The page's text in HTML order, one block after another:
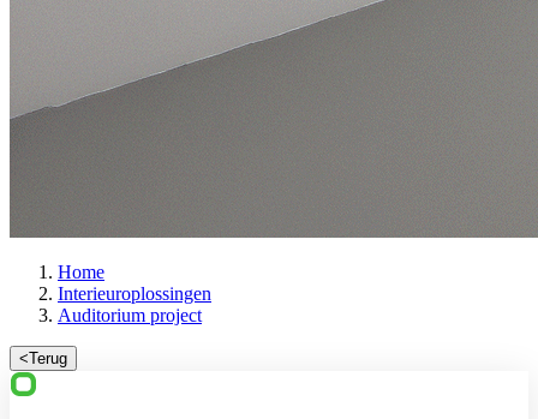
Home
Interieuroplossingen
Auditorium project
<Terug